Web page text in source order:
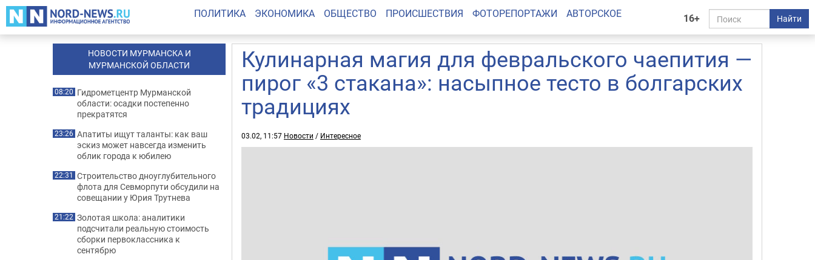
16+ Найти
ПОЛИТИКА ЭКОНОМИКА ОБЩЕСТВО ПРОИСШЕСТВИЯ ФОТОРЕПОРТАЖИ АВТОРСКОЕ
Кулинарная магия для февральского чаепития —
пирог «3 стакана»: насыпное тесто в болгарских
традициях
03.02, 11:57 Новости / Интересное
НОВОСТИ МУРМАНСКА И
МУРМАНСКОЙ ОБЛАСТИ
08:20 Гидрометцентр Мурманской
области: осадки постепенно
прекратятся
23:26 Апатиты ищут таланты: как ваш
эскиз может навсегда изменить
облик города к юбилею
22:31 Строительство дноуглубительного
флота для Севморпути обсудили на
совещании у Юрия Трутнева
21:22 Золотая школа: аналитики
подсчитали реальную стоимость
сборки первоклассника к
сентябрю